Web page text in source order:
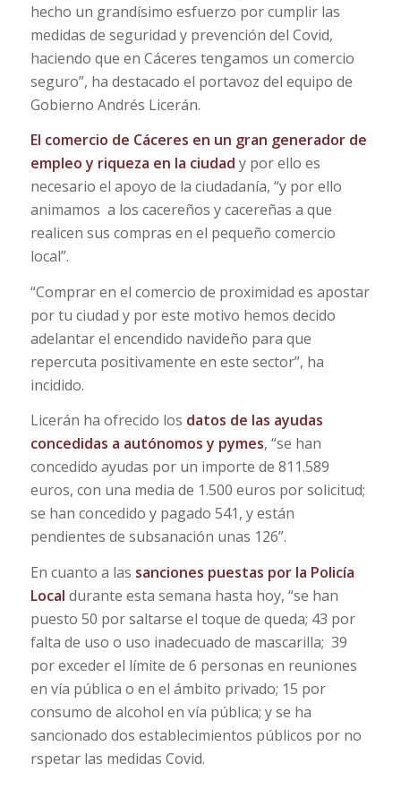
hecho un grandísimo esfuerzo por cumplir las
medidas de seguridad y prevención del Covid,
haciendo que en Cáceres tengamos un comercio
seguro”, ha destacado el portavoz del equipo de
Gobierno Andrés Licerán.
El comercio de Cáceres en un gran generador de
empleo y riqueza en la ciudad y por ello es
necesario el apoyo de la ciudadanía, “y por ello
animamos a los cacereños y cacereñas a que
realicen sus compras en el pequeño comercio
local”.
“Comprar en el comercio de proximidad es apostar
por tu ciudad y por este motivo hemos decido
adelantar el encendido navideño para que
repercuta positivamente en este sector”, ha
incidido.
Licerán ha ofrecido los datos de las ayudas
concedidas a autónomos y pymes, “se han
concedido ayudas por un importe de 811.589
euros, con una media de 1.500 euros por solicitud;
se han concedido y pagado 541, y están
pendientes de subsanación unas 126”.
En cuanto a las sanciones puestas por la Policía
Local durante esta semana hasta hoy, “se han
puesto 50 por saltarse el toque de queda; 43 por
falta de uso o uso inadecuado de mascarilla; 39
por exceder el límite de 6 personas en reuniones
en vía pública o en el ámbito privado; 15 por
consumo de alcohol en vía pública; y se ha
sancionado dos establecimientos públicos por no
rspetar las medidas Covid.